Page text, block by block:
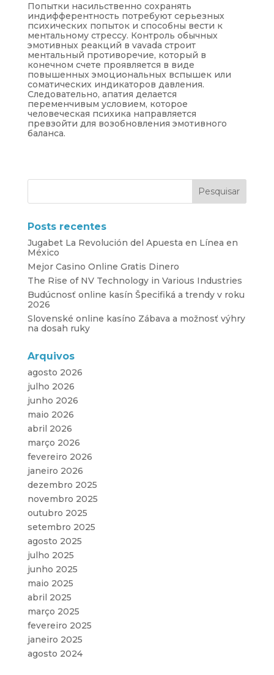
Попытки насильственно сохранять
индифферентность потребуют серьезных
психических попыток и способны вести к
ментальному стрессу. Контроль обычных
эмотивных реакций в vavada строит
ментальный противоречие, который в
конечном счете проявляется в виде
повышенных эмоциональных вспышек или
соматических индикаторов давления.
Следовательно, апатия делается
переменчивым условием, которое
человеческая психика направляется
превзойти для возобновления эмотивного
баланса.
Posts recentes
Jugabet La Revolución del Apuesta en Línea en
México
Mejor Casino Online Gratis Dinero
The Rise of NV Technology in Various Industries
Budúcnosť online kasín Špecifiká a trendy v roku
2026
Slovenské online kasíno Zábava a možnosť výhry
na dosah ruky
Arquivos
agosto 2026
julho 2026
junho 2026
maio 2026
abril 2026
março 2026
fevereiro 2026
janeiro 2026
dezembro 2025
novembro 2025
outubro 2025
setembro 2025
agosto 2025
julho 2025
junho 2025
maio 2025
abril 2025
março 2025
fevereiro 2025
janeiro 2025
agosto 2024